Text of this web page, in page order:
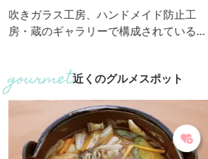
吹きガラス工房、ハンドメイド防止工
房・蔵のギャラリーで構成されている
す。 ■見学内容・解説有無 吹きガラス工
房／蔵の作品ギャラリー（ガラス・帽子
展示販売） ・解説：あり ■体験内容 吹
きガラスによるタンブラー､小鉢、マグ、
ペーパーウェイトを最初から最後まで製
近くのグルメスポット